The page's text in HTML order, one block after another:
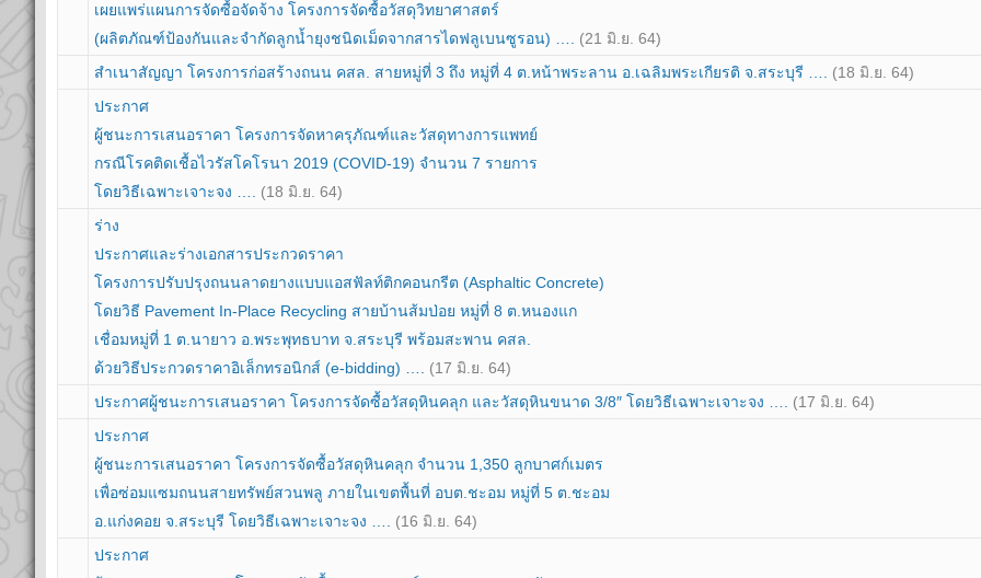
เผยแพร่แผนการจัดซื้อจัดจ้าง โครงการจัดซื้อวัสดุวิทยาศาสตร์
(ผลิตภัณฑ์ป้องกันและจำกัดลูกน้ำยุงชนิดเม็ดจากสารไดฟลูเบนซูรอน) …. (21 มิ.ย. 64)
สำเนาสัญญา โครงการก่อสร้างถนน คสล. สายหมู่ที่ 3 ถึง หมู่ที่ 4 ต.หน้าพระลาน อ.เฉลิมพระเกียรติ จ.สระบุรี …. (18 มิ.ย. 64)
ประกาศ
ผู้ชนะการเสนอราคา โครงการจัดหาครุภัณฑ์และวัสดุทางการแพทย์
กรณีโรคติดเชื้อไวรัสโคโรนา 2019 (COVID-19) จำนวน 7 รายการ
โดยวิธีเฉพาะเจาะจง …. (18 มิ.ย. 64)
ร่าง
ประกาศและร่างเอกสารประกวดราคา
โครงการปรับปรุงถนนลาดยางแบบแอสฟัลท์ติกคอนกรีต (Asphaltic Concrete)
โดยวิธี Pavement In-Place Recycling สายบ้านส้มป่อย หมู่ที่ 8 ต.หนองแก
เชื่อมหมู่ที่ 1 ต.นายาว อ.พระพุทธบาท จ.สระบุรี พร้อมสะพาน คสล.
ด้วยวิธีประกวดราคาอิเล็กทรอนิกส์ (e-bidding) …. (17 มิ.ย. 64)
ประกาศผู้ชนะการเสนอราคา โครงการจัดซื้อวัสดุหินคลุก และวัสดุหินขนาด 3/8″ โดยวิธีเฉพาะเจาะจง …. (17 มิ.ย. 64)
ประกาศ
ผู้ชนะการเสนอราคา โครงการจัดซื้อวัสดุหินคลุก จำนวน 1,350 ลูกบาศก์เมตร
เพื่อซ่อมแซมถนนสายทรัพย์สวนพลู ภายในเขตพื้นที่ อบต.ชะอม หมู่ที่ 5 ต.ชะอม
อ.แก่งคอย จ.สระบุรี โดยวิธีเฉพาะเจาะจง …. (16 มิ.ย. 64)
ประกาศ